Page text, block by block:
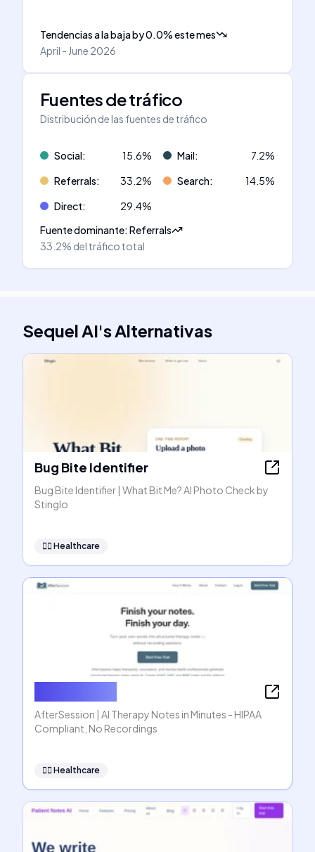
Tendencias a la bajaby0.0%este mes
April - June 2026
Fuentes de tráfico
Distribución de las fuentes de tráfico
Social: 15.6% Mail: 7.2%
Referrals: 33.2% Search: 14.5%
Direct: 29.4%
Fuente dominante:Referrals
33.2% del tráfico total
Sequel AI'sAlternativas
Bug Bite Identifier
Bug Bite Identifier | What Bit Me? AI Photo Check by
Stinglo
👩‍⚕️ Healthcare
AfterSession | AI Therapy Notes in Minutes - HIPAA
Compliant, No Recordings
👩‍⚕️ Healthcare